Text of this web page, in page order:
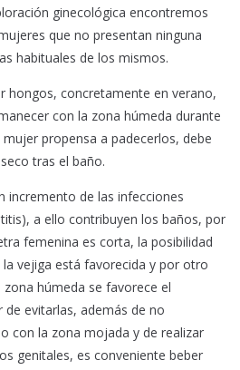
ginecológica encontremos
que no presentan ninguna
habituales de los mismos.
hongos, concretamente en verano,
con la zona húmeda durante
propensa a padecerlos, debe
tras el baño.
incremento de las infecciones
a ello contribuyen los baños, por
femenina es corta, la posibilidad
vejiga está favorecida y por otro
húmeda se favorece el
de evitarlas, además de no
con la zona mojada y de realizar
genitales, es conveniente beber